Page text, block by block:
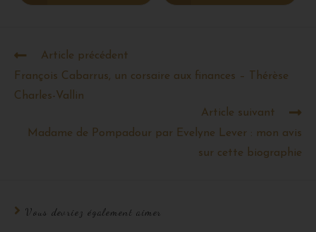
Article précédent
François Cabarrus, un corsaire aux finances – Thérèse
Charles-Vallin
Article suivant
Madame de Pompadour par Evelyne Lever : mon avis
sur cette biographie
Vous devriez également aimer